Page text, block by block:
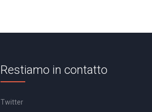
Restiamo in contatto
Twitter